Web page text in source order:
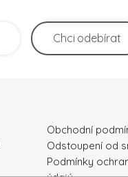
Chci odebírat
Obchodní
Odstoupení od
Podmínky